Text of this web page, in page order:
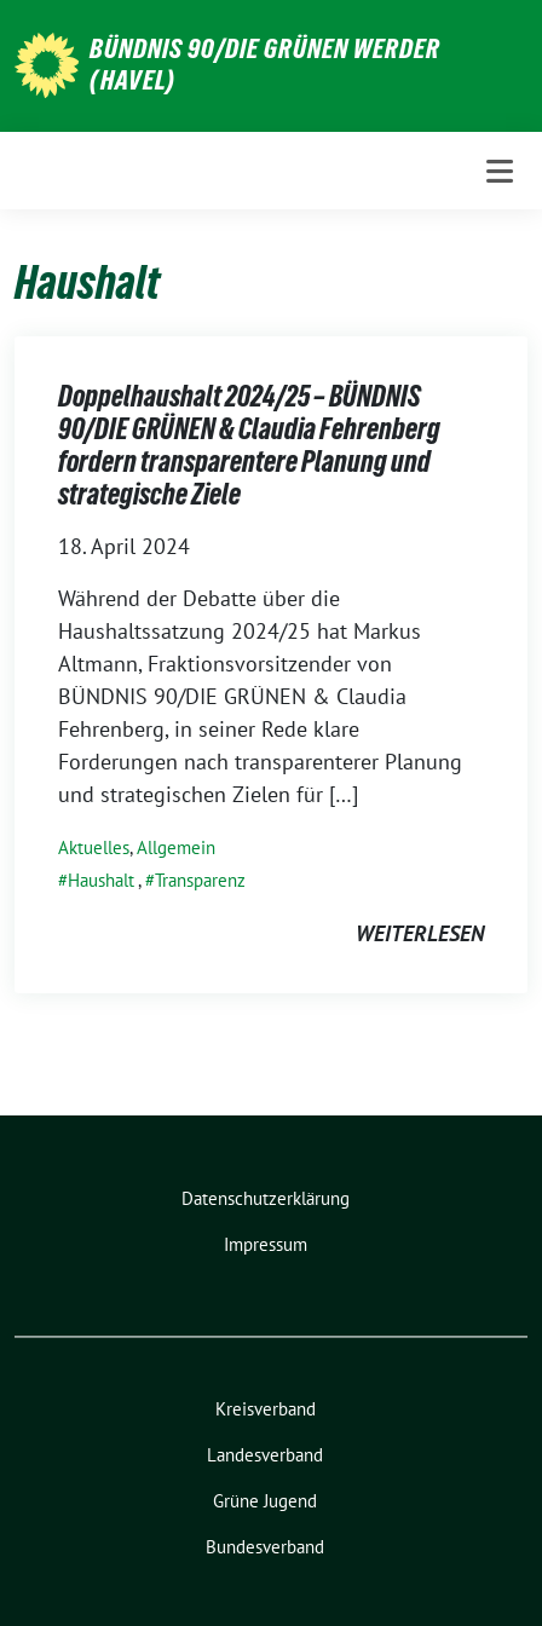
zum
Inhalt
BÜNDNIS 90/DIE GRÜNEN WERDER
(HAVEL)
Haushalt
Doppelhaushalt 2024/25 – BÜNDNIS
90/DIE GRÜNEN & Claudia Fehrenberg
fordern transparentere Planung und
strategische Ziele
18. April 2024
Während der Debatte über die
Haushaltssatzung 2024/25 hat Markus
Altmann, Fraktionsvorsitzender von
BÜNDNIS 90/DIE GRÜNEN & Claudia
Fehrenberg, in seiner Rede klare
Forderungen nach transparenterer Planung
und strategischen Zielen für […]
Aktuelles,Allgemein
Haushalt, Transparenz
WEITERLESEN
Datenschutzerklärung
Impressum
Kreisverband
Landesverband
Grüne Jugend
Bundesverband